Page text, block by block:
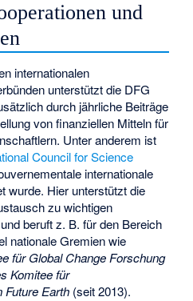
und
internationalen
unterstützt die DFG
durch jährliche Beiträge
von finanziellen Mitteln für
Unter anderem ist
Council for Science
internationale
wurde. Hier unterstützt die
zu wichtigen
beruft z. B. für den Bereich
nationale Gremien wie
für Global Change Forschung
Komitee für
Future Earth (seit 2013).